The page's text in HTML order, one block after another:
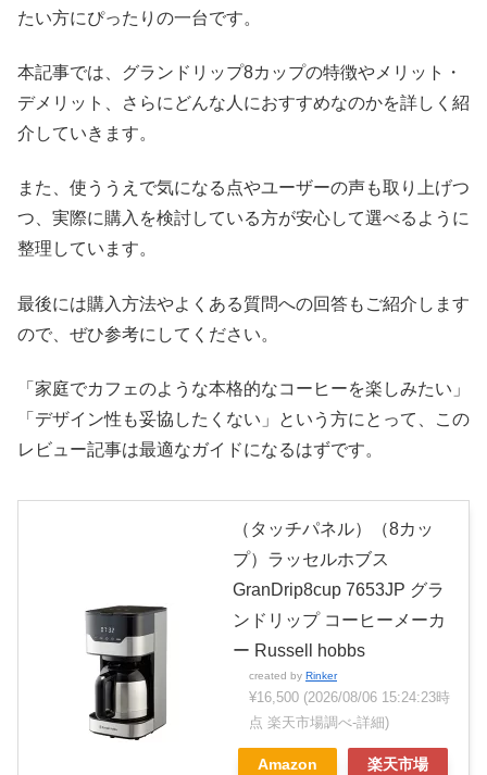
たい方にぴったりの一台です。
本記事では、グランドリップ8カップの特徴やメリット・
デメリット、さらにどんな人におすすめなのかを詳しく紹
介していきます。
また、使ううえで気になる点やユーザーの声も取り上げつ
つ、実際に購入を検討している方が安心して選べるように
整理しています。
最後には購入方法やよくある質問への回答もご紹介します
ので、ぜひ参考にしてください。
「家庭でカフェのような本格的なコーヒーを楽しみたい」
「デザイン性も妥協したくない」という方にとって、この
レビュー記事は最適なガイドになるはずです。
（タッチパネル）（8カッ
プ）ラッセルホブス
GranDrip8cup 7653JP グラ
ンドリップ コーヒーメーカ
ー Russell hobbs
created by Rinker
¥16,500 (2026/08/06 15:24:23時
点 楽天市場調べ-詳細)
Amazon 楽天市場